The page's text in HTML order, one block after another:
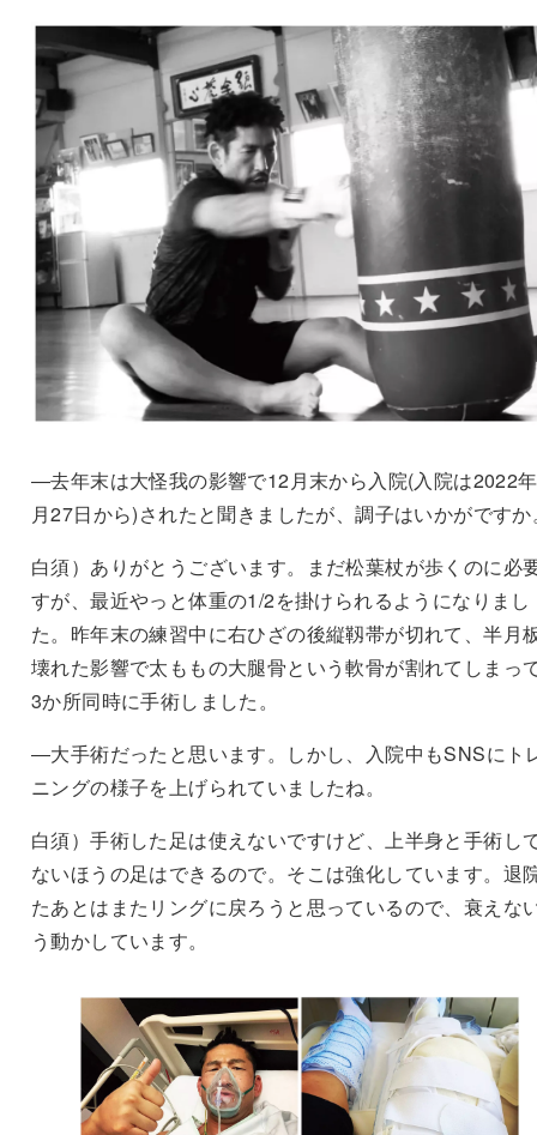
―去年末は大怪我の影響で12月末から入院(入院は2022
月27日から)されたと聞きましたが、調子はいかがですか
白須）ありがとうございます。まだ松葉杖が歩くのに必
すが、最近やっと体重の1/2を掛けられるようになりまし
た。昨年末の練習中に右ひざの後縦靱帯が切れて、半月
壊れた影響で太ももの大腿骨という軟骨が割れてしまっ
3か所同時に手術しました。
―大手術だったと思います。しかし、入院中もSNSにト
ニングの様子を上げられていましたね。
白須）手術した足は使えないですけど、上半身と手術し
ないほうの足はできるので。そこは強化しています。退
たあとはまたリングに戻ろうと思っているので、衰えな
う動かしています。